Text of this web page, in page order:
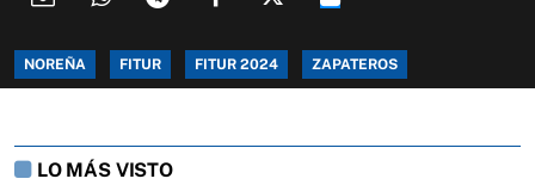
NOREÑA FITUR FITUR 2024 ZAPATEROS
LO MÁS VISTO